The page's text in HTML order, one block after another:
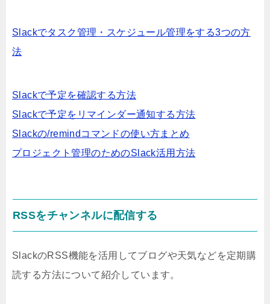
Slackでタスク管理・スケジュール管理をする3つの方
法
Slackで予定を確認する方法
Slackで予定をリマインダー通知する方法
Slackの/remindコマンドの使い方まとめ
プロジェクト管理のためのSlack活用方法
RSSをチャンネルに配信する
SlackのRSS機能を活用してブログや天気などを定期購
読する方法について紹介しています。